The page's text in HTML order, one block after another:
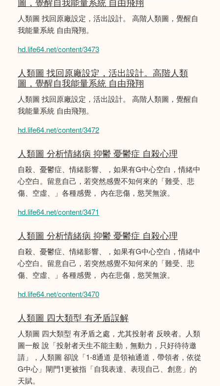
人類圖 找回原廠設定，活出設計。 高階人類圖，覺醒自
我能量系統 自由飛翔。
hd.life64.net/content/3473
人類圖 找回原廠設定，活出設計。高階人類
圖，覺醒自我能量系統 自由飛翔
人類圖 找回原廠設定，活出設計。 高階人類圖，覺醒自
我能量系統 自由飛翔。
hd.life64.net/content/3472
人類圖 分析情緒病 抑鬱 憂鬱症 自殺心理
自殺、憂鬱症、情緒影響、，如果有G中心空白，情緒中
心空白。留意自己，若突然感覺不知何來的「難受、悲
傷、空虛、」各種感覺， 內在悲傷，慾哭無淚。
hd.life64.net/content/3471
人類圖 分析情緒病 抑鬱 憂鬱症 自殺心理
自殺、憂鬱症、情緒影響、，如果有G中心空白，情緒中
心空白。留意自己，若突然感覺不知何來的「難受、悲
傷、空虛、」各種感覺， 內在悲傷，慾哭無淚。
hd.life64.net/content/3470
人類圖 四大類型 有矛盾誤解
人類圖 四大類型 有矛盾之處，尤其投射者 反映者。人類
圖一般 說「投射者天生不能主動，無動力，只好待待邀
請」，人類圖 卻說「1-8通道 是領袖通道，帶領者，依從
G中心」閘門1更被指「自我表達、表現自己、創意」的
天賦。